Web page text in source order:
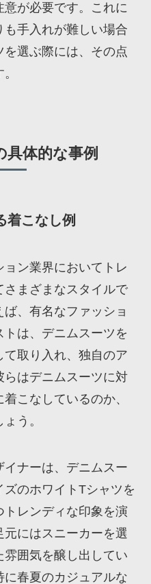
が必要です。これに
手入れが難しい場合
選ぶ際には、その点
体的な事例
着こなし例
ン業界においてトレ
さまざまなスタイルで
、有名なファッショ
は、デニムスーツを
取り入れ、独自のア
らはデニムスーツに対
こなしているのか、
う。
ナーは、デニムスー
のホワイトTシャツを
レンディな印象を演
にはスニーカーを選
囲気を醸し出してい
に春夏のカジュアルな